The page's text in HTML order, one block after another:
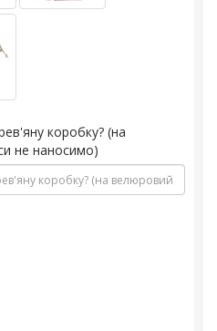
коробку? (на
не наносимо)